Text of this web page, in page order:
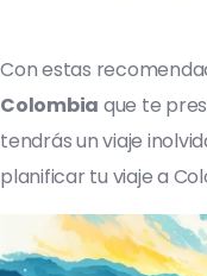
Con estas
Colombia que te
tendrás un viaje
planificar tu viaje a